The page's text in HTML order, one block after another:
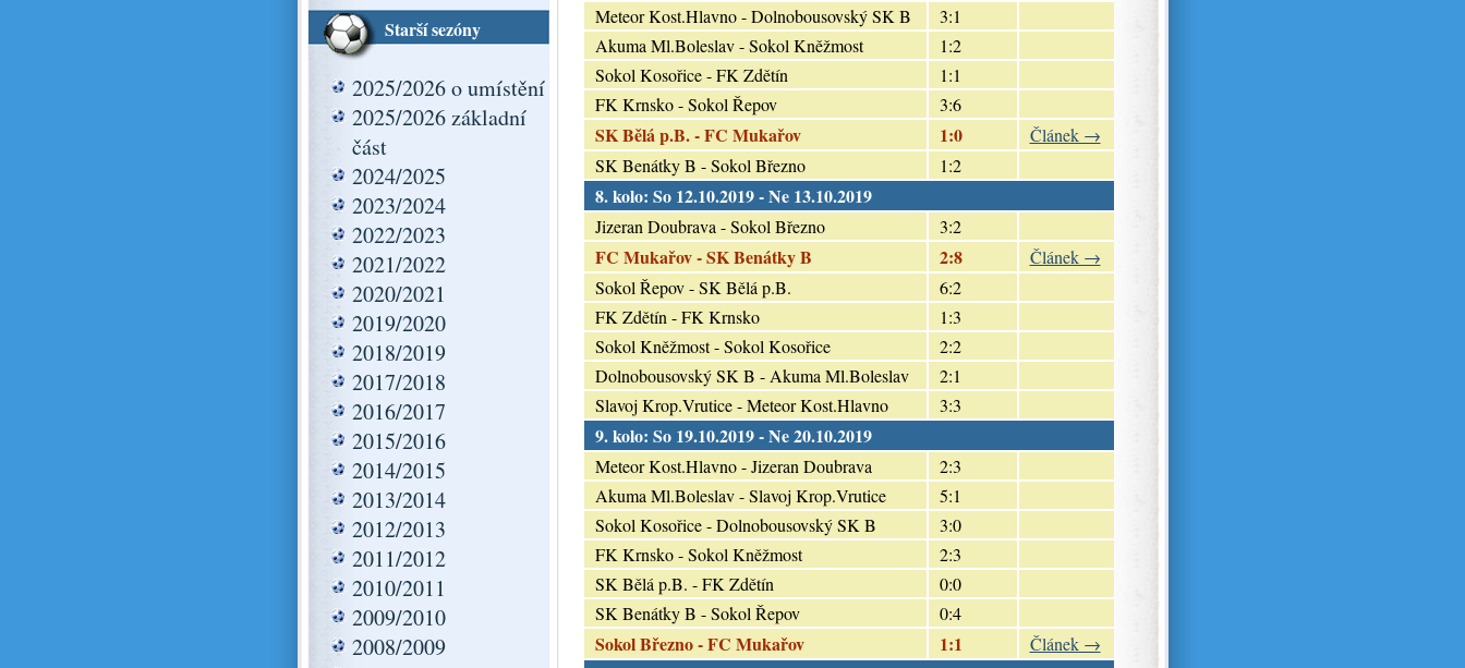
Starší sezóny
2025/2026 o umístění
2025/2026 základní
část
2024/2025
2023/2024
2022/2023
2021/2022
2020/2021
2019/2020
2018/2019
2017/2018
2016/2017
2015/2016
2014/2015
2013/2014
2012/2013
2011/2012
2010/2011
2009/2010
2008/2009
Meteor Kost.Hlavno - Dolnobousovský SK B
3:1
Akuma Ml.Boleslav - Sokol Kněžmost
1:2
Sokol Kosořice - FK Zdětín
1:1
FK Krnsko - Sokol Řepov
3:6
SK Bělá p.B. - FC Mukařov 1:0
Článek →
SK Benátky B - Sokol Březno
1:2
8. kolo: So 12.10.2019 - Ne 13.10.2019
Jizeran Doubrava - Sokol Březno 3:2
FC Mukařov - SK Benátky B 2:8
Článek →
Sokol Řepov - SK Bělá p.B.
6:2
FK Zdětín - FK Krnsko
1:3
Sokol Kněžmost - Sokol Kosořice
2:2
Dolnobousovský SK B - Akuma Ml.Boleslav
2:1
Slavoj Krop.Vrutice - Meteor Kost.Hlavno
3:3
9. kolo: So 19.10.2019 - Ne 20.10.2019
Meteor Kost.Hlavno - Jizeran Doubrava
2:3
Akuma Ml.Boleslav - Slavoj Krop.Vrutice
5:1
Sokol Kosořice - Dolnobousovský SK B
3:0
FK Krnsko - Sokol Kněžmost
2:3
SK Bělá p.B. - FK Zdětín
0:0
SK Benátky B - Sokol Řepov
0:4
Sokol Březno - FC Mukařov 1:1 Článek →